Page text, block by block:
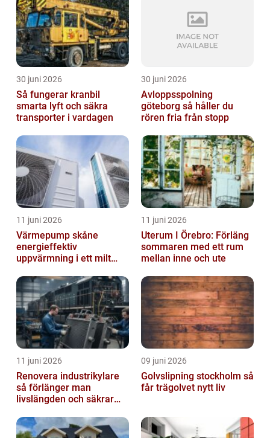
30 juni 2026
Så fungerar kranbil
smarta lyft och säkra
transporter i vardagen
30 juni 2026
Avloppsspolning
göteborg så håller du
rören fria från stopp
11 juni 2026
Värmepump skåne
energieffektiv
uppvärmning i ett milt
11 juni 2026
Uterum I Örebro: Förläng
sommaren med ett rum
mellan inne och ute
11 juni 2026
Renovera industrikylare
så förlänger man
livslängden och säkrar
09 juni 2026
Golvslipning stockholm så
får trägolvet nytt liv